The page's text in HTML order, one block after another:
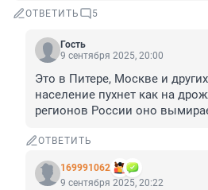
ОТВЕТИТЬ 5
Гость
9 сентября 2025, 20:00
Это в Питере, Москве и
население пухнет как на
регионов России оно
ОТВЕТИТЬ
169991062
9 сентября 2025, 20:22